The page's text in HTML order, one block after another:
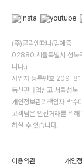
(주)클릭앤퍼니/김예중
02880 서울특별시 성북
니다.)
사업자 등록번호 209-
통신판매업신고 서울성
개인정보관리책임자 박수미
고객님은 안전거래를 위
하실 수 있습니다.
이용약관 개인